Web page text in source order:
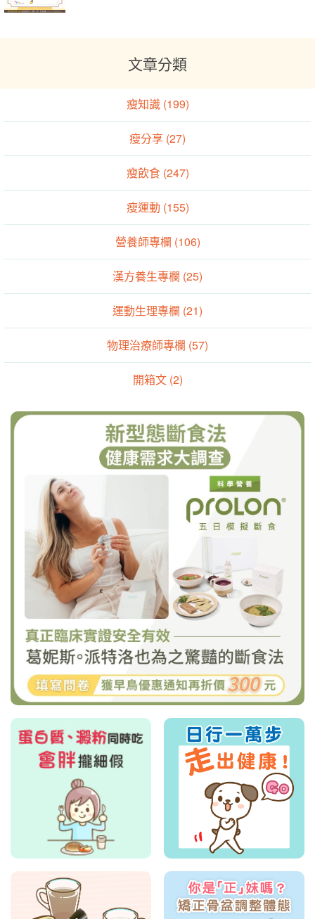
文章分類
瘦知識 (199)
瘦分享 (27)
瘦飲食 (247)
瘦運動 (155)
營養師專欄 (106)
漢方養生專欄 (25)
運動生理專欄 (21)
物理治療師專欄 (57)
開箱文 (2)